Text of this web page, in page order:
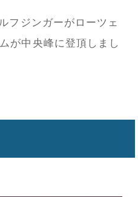
フジンガーがローツェ
が中央峰に登頂しまし